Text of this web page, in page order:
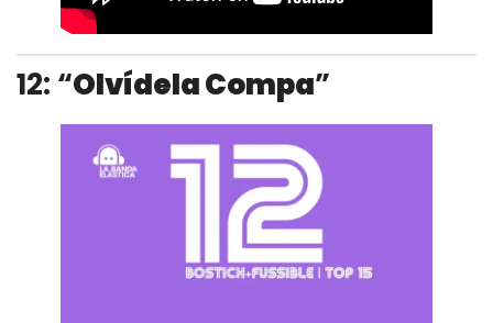
12: “Olvídela Compa”